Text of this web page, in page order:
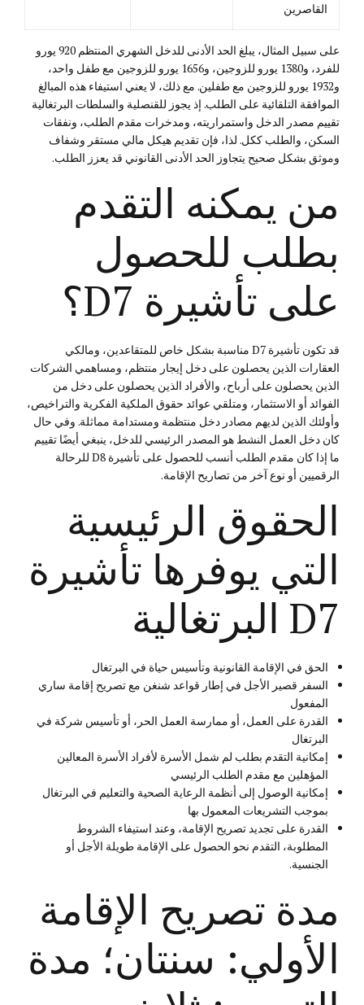
القاصرين
على سبيل المثال، يبلغ الحد الأدنى للدخل الشهري المنتظم 920 يورو
للفرد، و1380 يورو للزوجين، و1656 يورو للزوجين مع طفل واحد،
و1932 يورو للزوجين مع طفلين. مع ذلك، لا يعني استيفاء هذه المبالغ
الموافقة التلقائية على الطلب. إذ يجوز للقنصلية والسلطات البرتغالية
تقييم مصدر الدخل واستمراريته، ومدخرات مقدم الطلب، ونفقات
السكن، والطلب ككل. لذا، فإن تقديم هيكل مالي مستقر وشفاف
وموثق بشكل صحيح يتجاوز الحد الأدنى القانوني قد يعزز الطلب.
من يمكنه التقدم
بطلب للحصول
على تأشيرة D7؟
قد تكون تأشيرة D7 مناسبة بشكل خاص للمتقاعدين، ومالكي
العقارات الذين يحصلون على دخل إيجار منتظم، ومساهمي الشركات
الذين يحصلون على أرباح، والأفراد الذين يحصلون على دخل من
الفوائد أو الاستثمار، ومتلقي عوائد حقوق الملكية الفكرية والتراخيص،
وأولئك الذين لديهم مصادر دخل منتظمة ومستدامة مماثلة. وفي حال
كان دخل العمل النشط هو المصدر الرئيسي للدخل، ينبغي أيضًا تقييم
ما إذا كان مقدم الطلب أنسب للحصول على تأشيرة D8 للرحالة
الرقميين أو نوع آخر من تصاريح الإقامة.
الحقوق الرئيسية
التي يوفرها تأشيرة
D7 البرتغالية
الحق في الإقامة القانونية وتأسيس حياة في البرتغال
السفر قصير الأجل في إطار قواعد شنغن مع تصريح إقامة ساري
المفعول
القدرة على العمل، أو ممارسة العمل الحر، أو تأسيس شركة في
البرتغال
إمكانية التقدم بطلب لم شمل الأسرة لأفراد الأسرة المعالين
المؤهلين مع مقدم الطلب الرئيسي
إمكانية الوصول إلى أنظمة الرعاية الصحية والتعليم في البرتغال
بموجب التشريعات المعمول بها
القدرة على تجديد تصريح الإقامة، وعند استيفاء الشروط
المطلوبة، التقدم نحو الحصول على الإقامة طويلة الأجل أو
الجنسية.
مدة تصريح الإقامة
الأولي: سنتان؛ مدة